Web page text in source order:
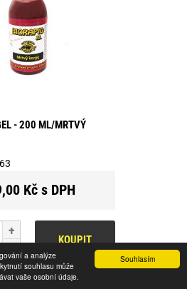
Souhlasím
a analýze
souhlasu může
vaše osobní údaje.
- 200 ML/MRTVÝ
Kč s DPH
KOUPIT
Skladem